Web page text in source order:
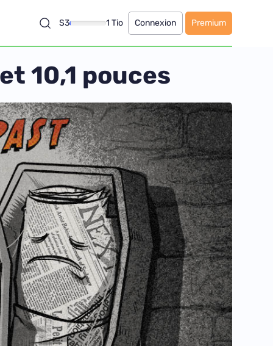
S3 1 Tio Connexion Premium
10,1 pouces